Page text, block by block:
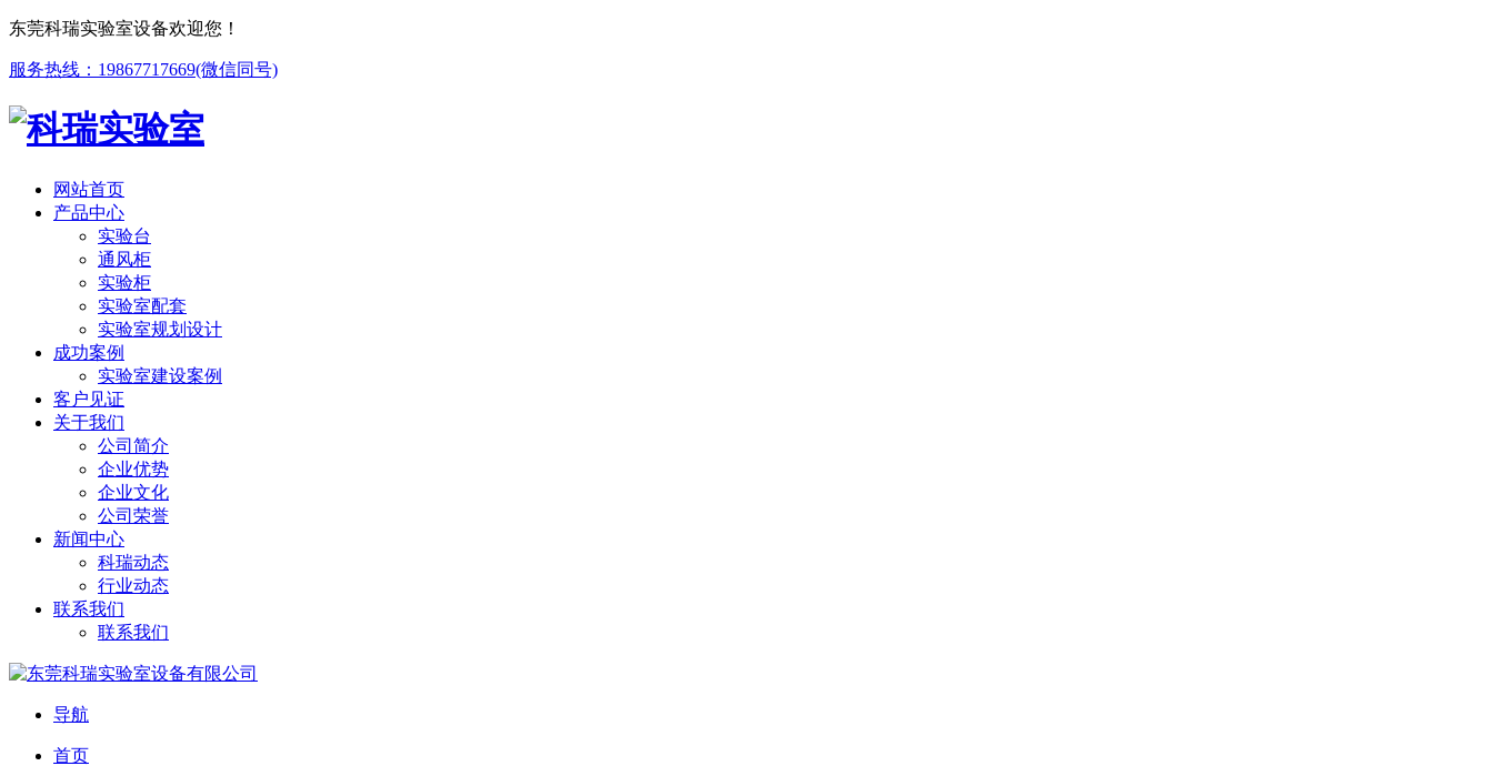
东莞科瑞实验室设备欢迎您！
服务热线：19867717669(微信同号)
网站首页
产品中心
实验台
通风柜
实验柜
实验室配套
实验室规划设计
成功案例
实验室建设案例
客户见证
关于我们
公司简介
企业优势
企业文化
公司荣誉
新闻中心
科瑞动态
行业动态
联系我们
联系我们
导航
首页